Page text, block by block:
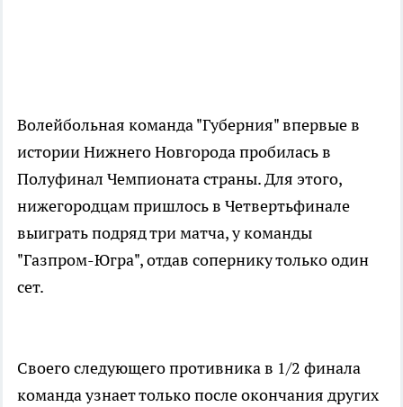
Волейбольная команда "Губерния" впервые в
истории Нижнего Новгорода пробилась в
Полуфинал Чемпионата страны. Для этого,
нижегородцам пришлось в Четвертьфинале
выиграть подряд три матча, у команды
"Газпром-Югра", отдав сопернику только один
сет.
Своего следующего противника в 1/2 финала
команда узнает только после окончания других